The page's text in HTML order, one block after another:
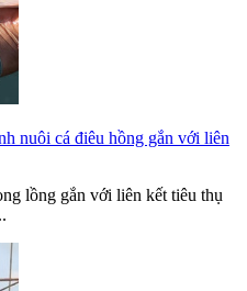
nuôi cá điêu hồng gắn với liên
lồng gắn với liên kết tiêu thụ